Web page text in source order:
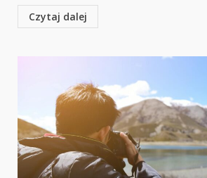
Czytaj dalej